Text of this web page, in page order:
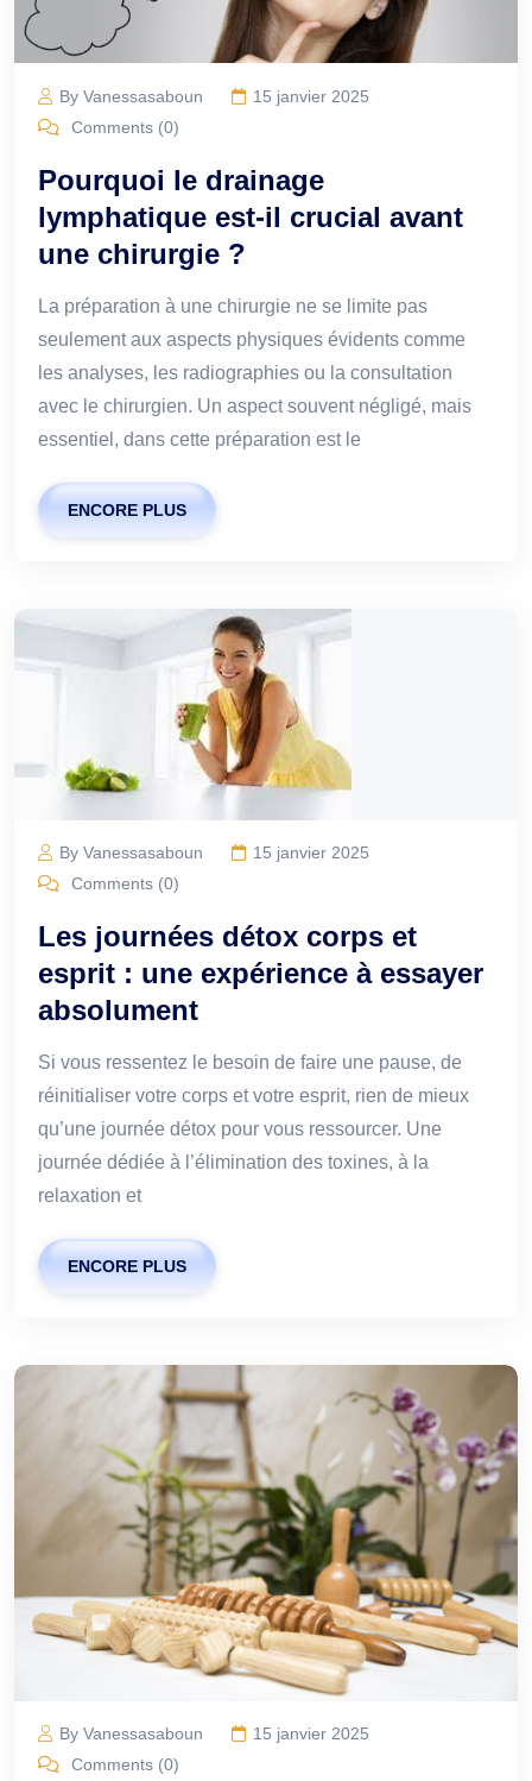
By Vanessasaboun
15 janvier 2025
Comments (0)
Pourquoi le drainage
lymphatique est-il crucial avant
une chirurgie ?
La préparation à une chirurgie ne se limite pas
seulement aux aspects physiques évidents comme
les analyses, les radiographies ou la consultation
avec le chirurgien. Un aspect souvent négligé, mais
essentiel, dans cette préparation est le
ENCORE PLUS
By Vanessasaboun
15 janvier 2025
Comments (0)
Les journées détox corps et
esprit : une expérience à essayer
absolument
Si vous ressentez le besoin de faire une pause, de
réinitialiser votre corps et votre esprit, rien de mieux
qu’une journée détox pour vous ressourcer. Une
journée dédiée à l’élimination des toxines, à la
relaxation et
ENCORE PLUS
By Vanessasaboun
15 janvier 2025
Comments (0)